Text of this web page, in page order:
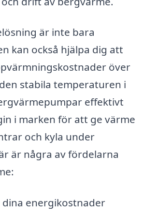
är inte bara
kan också hjälpa dig att
över
stabila temperaturen i
effektivt
i marken för att ge värme
och kyla under
är några av fördelarna
dina energikostnader